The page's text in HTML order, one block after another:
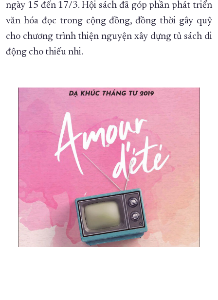
ngày 15 đến 17/3. Hội sách đã góp phần phát triển
văn hóa đọc trong cộng đồng, đồng thời gây quỹ
cho chương trình thiện nguyện xây dựng tủ sách di
động cho thiếu nhi.